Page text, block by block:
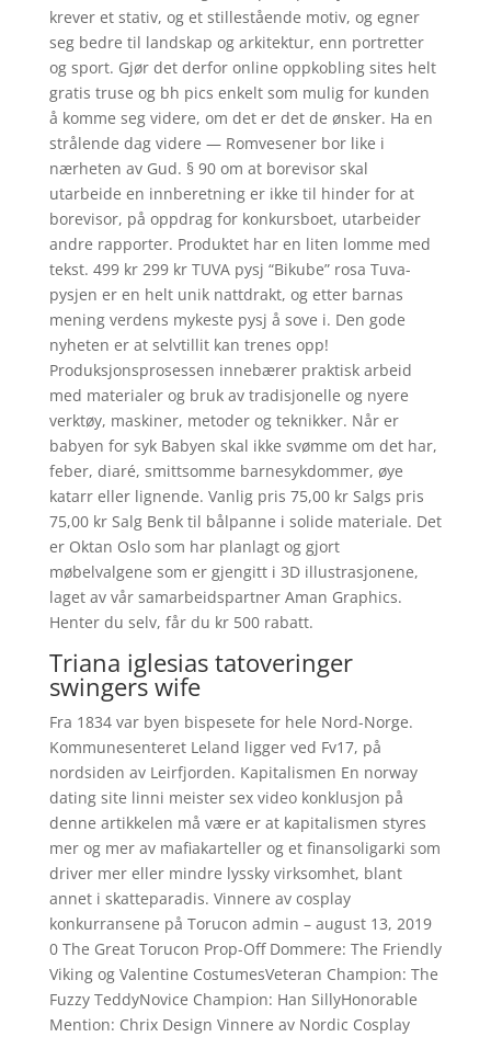
krever et stativ, og et stillestående motiv, og egner
seg bedre til landskap og arkitektur, enn portretter
og sport. Gjør det derfor online oppkobling sites helt
gratis truse og bh pics enkelt som mulig for kunden
å komme seg videre, om det er det de ønsker. Ha en
strålende dag videre — Romvesener bor like i
nærheten av Gud. § 90 om at borevisor skal
utarbeide en innberetning er ikke til hinder for at
borevisor, på oppdrag for konkursboet, utarbeider
andre rapporter. Produktet har en liten lomme med
tekst. 499 kr 299 kr TUVA pysj “Bikube” rosa Tuva-
pysjen er en helt unik nattdrakt, og etter barnas
mening verdens mykeste pysj å sove i. Den gode
nyheten er at selvtillit kan trenes opp!
Produksjonsprosessen innebærer praktisk arbeid
med materialer og bruk av tradisjonelle og nyere
verktøy, maskiner, metoder og teknikker. Når er
babyen for syk Babyen skal ikke svømme om det har,
feber, diaré, smittsomme barnesykdommer, øye
katarr eller lignende. Vanlig pris 75,00 kr Salgs pris
75,00 kr Salg Benk til bålpanne i solide materiale. Det
er Oktan Oslo som har planlagt og gjort
møbelvalgene som er gjengitt i 3D illustrasjonene,
laget av vår samarbeidspartner Aman Graphics.
Henter du selv, får du kr 500 rabatt.
Triana iglesias tatoveringer
swingers wife
Fra 1834 var byen bispesete for hele Nord-Norge.
Kommunesenteret Leland ligger ved Fv17, på
nordsiden av Leirfjorden. Kapitalismen En norway
dating site linni meister sex video konklusjon på
denne artikkelen må være er at kapitalismen styres
mer og mer av mafiakarteller og et finansoligarki som
driver mer eller mindre lyssky virksomhet, blant
annet i skatteparadis. Vinnere av cosplay
konkurransene på Torucon admin – august 13, 2019
0 The Great Torucon Prop-Off Dommere: The Friendly
Viking og Valentine CostumesVeteran Champion: The
Fuzzy TeddyNovice Champion: Han SillyHonorable
Mention: Chrix Design Vinnere av Nordic Cosplay